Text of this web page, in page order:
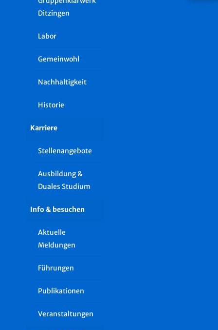
Ditzingen
Labor
Gemeinwohl
Nachhaltigkeit
Historie
Karriere
Stellenangebote
Ausbildung &
Duales Studium
Info & besuchen
Aktuelle
Meldungen
Führungen
Publikationen
Veranstaltungen